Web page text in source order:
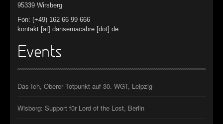
95339 Wirsberg
Fon: (+49) 162 66 99 666
kontakt [at] dansemacabre [dot] de
Events
Das Ich, Oberer Totpunkt auf 30. WGT, Leipzig
Wisborg: Support für Lord of the Lost, Berlin